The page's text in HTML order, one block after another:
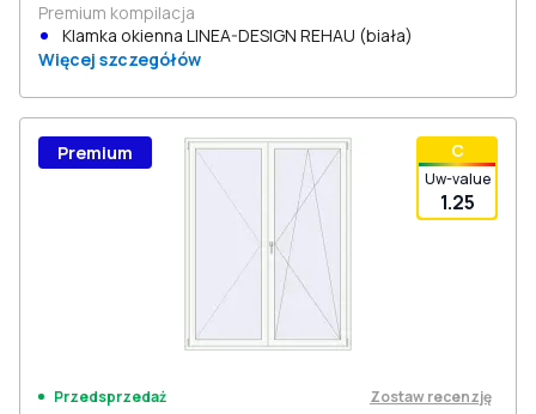
Premium kompilacja
Klamka okienna LINEA-DESIGN REHAU (biała)
Więcej szczegółów
С
Uw-value
1.25
Premium
Przedsprzedaż Zostaw recenzję